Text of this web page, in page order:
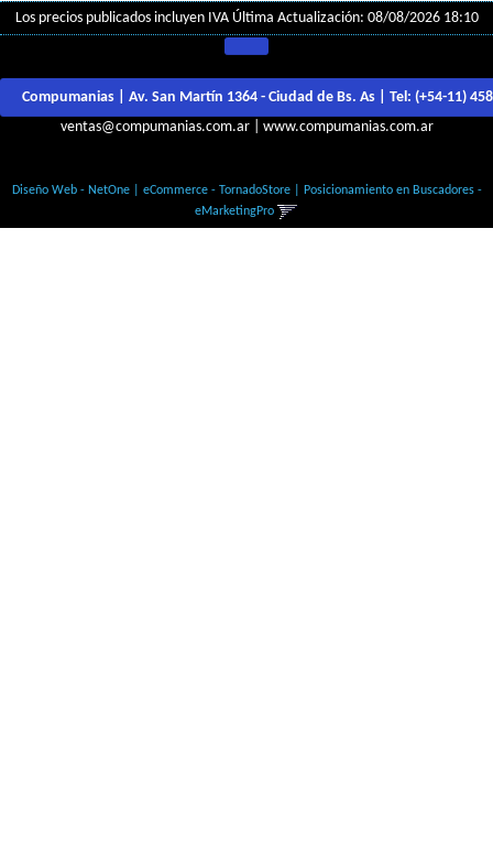
Los precios publicados incluyen IVA Última Actualización: 08/08/2026 18:10
Compumanias | Av. San Martín 1364 - Ciudad de Bs. As | Tel: (+54-11)
ventas@compumanias.com.ar| www.compumanias.com.ar
Diseño Web - NetOne| eCommerce - TornadoStore| Posicionamiento en Buscadores -
eMarketingPro